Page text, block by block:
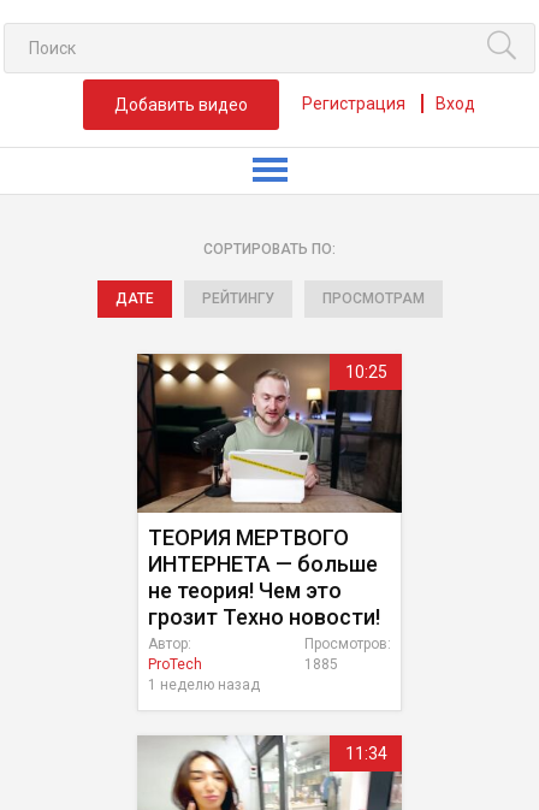
Добавить видео Регистрация Вход
СОРТИРОВАТЬ ПО:
ДАТЕ РЕЙТИНГУ ПРОСМОТРАМ
10:25
ТЕОРИЯ МЕРТВОГО
ИНТЕРНЕТА — больше
не теория! Чем это
грозит Техно новости!
Просмотров:
1885
Автор:
ProTech
1 неделю назад
11:34